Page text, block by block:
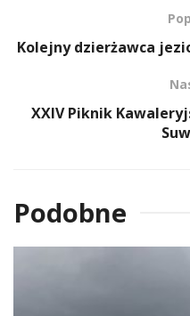
Kolejny dzierżawca
XXIV Piknik
Podobne